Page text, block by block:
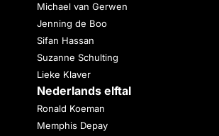
Michael van Gerwen
Jenning de Boo
Sifan Hassan
Suzanne Schulting
Lieke Klaver
Nederlands elftal
Ronald Koeman
Memphis Depay